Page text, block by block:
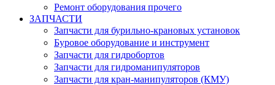
Ремонт оборудования прочего
ЗАПЧАСТИ
Запчасти для бурильно-крановых установок
Буровое оборудование и инструмент
Запчасти для гидробортов
Запчасти для гидроманипуляторов
Запчасти для кран-манипуляторов (КМУ)